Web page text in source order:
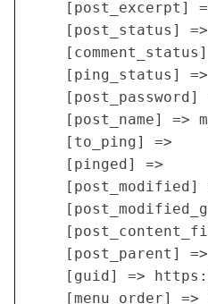
[post_excerpt]
[post_status]
[ping_status]
[post_password]
[post_name] =>
    [to_ping] =>
    [pinged] =>
[post_modified]
[post_parent]
[guid] =>
[menu_order] =>